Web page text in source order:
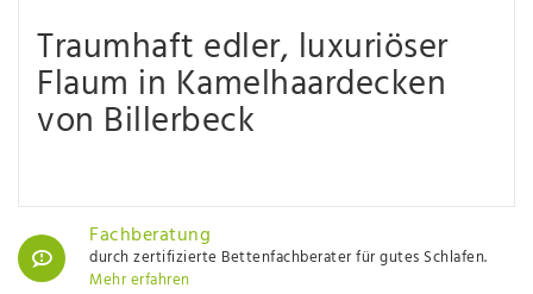
Traumhaft edler, luxuriöser
Flaum in Kamelhaardecken
von Billerbeck
Fachberatung
durch zertifizierte Bettenfachberater für gutes Schlafen.
Mehr erfahren